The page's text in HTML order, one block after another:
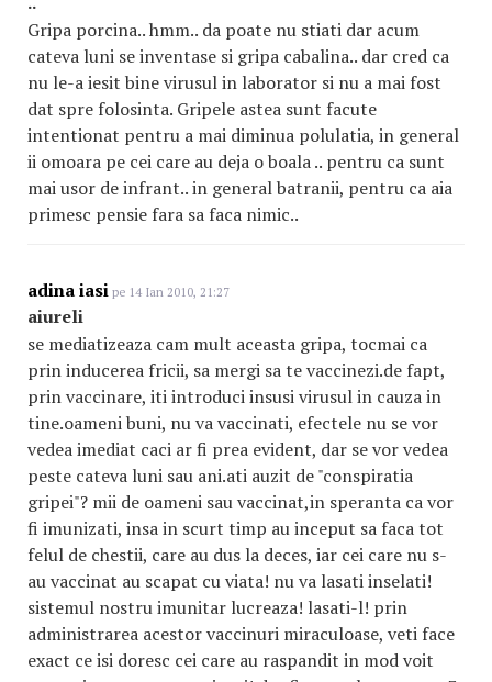
Gripa porcina.. hmm.. da poate nu stiati dar acum
cateva luni se inventase si gripa cabalina.. dar cred ca
nu le-a iesit bine virusul in laborator si nu a mai fost
dat spre folosinta. Gripele astea sunt facute
intentionat pentru a mai diminua polulatia, in general
ii omoara pe cei care au deja o boala .. pentru ca sunt
mai usor de infrant.. in general batranii, pentru ca aia
primesc pensie fara sa faca nimic..
adina iasi pe 14 Ian 2010, 21:27
aiureli
se mediatizeaza cam mult aceasta gripa, tocmai ca
prin inducerea fricii, sa mergi sa te vaccinezi.de fapt,
prin vaccinare, iti introduci insusi virusul in cauza in
tine.oameni buni, nu va vaccinati, efectele nu se vor
vedea imediat caci ar fi prea evident, dar se vor vedea
peste cateva luni sau ani.ati auzit de "conspiratia
gripei"? mii de oameni sau vaccinat,in speranta ca vor
fi imunizati, insa in scurt timp au inceput sa faca tot
felul de chestii, care au dus la deces, iar cei care nu s-
au vaccinat au scapat cu viata! nu va lasati inselati!
sistemul nostru imunitar lucreaza! lasati-l! prin
administrarea acestor vaccinuri miraculoase, veti face
exact ce isi doresc cei care au raspandit in mod voit